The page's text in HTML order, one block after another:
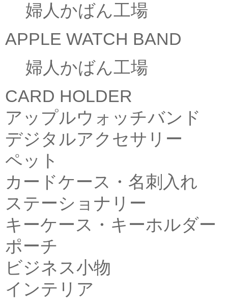
婦人かばん工場
APPLE WATCH BAND
婦人かばん工場
CARD HOLDER
アップルウォッチバンド
デジタルアクセサリー
ペット
カードケース・名刺入れ
ステーショナリー
キーケース・キーホルダー
ポーチ
ビジネス小物
インテリア